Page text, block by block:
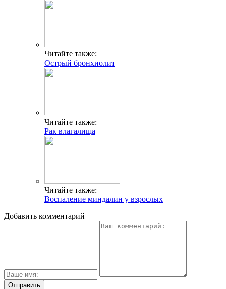
Читайте также:
Острый бронхиолит
Читайте также:
Рак влагалища
Читайте также:
Воспаление миндалин у взрослых
Добавить комментарий